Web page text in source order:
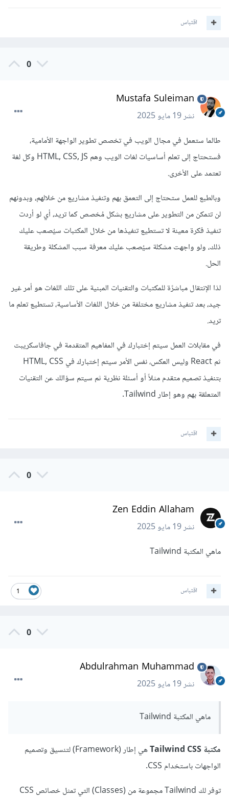
اقتباس
0
Mustafa Suleiman
نشر19 مايو 2025
طالما ستعمل في مجال الويب في تخصص تطوير الواجهة الأمامية،
فستحتاج إلى تعلم أساسيات لغات الويب وهم HTML, CSS, JS وكل لغة
تعتمد على الأخرى.
وبالطبع للعمل ستحتاج إلى التعمق بهم وتنفيذ مشاريع من خلالهم، وبدونهم
لن تتمكن من التطوير على مشاريع بشكل مُخصص كما تريد، أي لو أردت
تنفيذ فكرة معينة لا تستطيع تنفيذها من خلال المكتبات سيُصعب عليك
ذلك، ولو واجهت مشكلة سيُصعب عليك معرفة سبب المشكلة وطريقة
الحل.
لذا الإنتقال مباشرًة للمكتبات والتقنيات المبنية على تلك اللغات هو أمر غير
جيد، بعد تنفيذ مشاريع مختلفة من خلال اللغات الأساسية، تستطيع تعلم ما
تريد.
في مقابلات العمل سيتم إختبارك في المفاهيم المتقدمة في جافاسكريبت
ثم React وليس العكس، نفس الأمر سيتم إختبارك في HTML, CSS
بتنفيذ تصميم متقدم مثلاً أو أسئلة نظرية ثم سيتم سؤالك عن التقنيات
المتعلقة بهم وهو إطار Tailwind.
اقتباس
0
Zen Eddin Allaham
نشر19 مايو 2025
ماهي المكتبة Tailwind
1 اقتباس
0
Abdulrahman Muhammad
نشر19 مايو 2025
ماهي المكتبة Tailwind
مكتبة Tailwind CSS
هي إطار (Framework) لتنسيق وتصميم
الواجهات باستخدام CSS.
توفر لك Tailwind مجموعة من (Classes) التي تمثل خصائص CSS